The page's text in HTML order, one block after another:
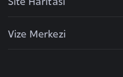
Vize Merkezi
u